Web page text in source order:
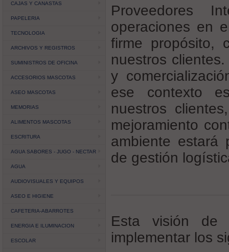
CAJAS Y CANASTAS
PAPELERIA
TECNOLOGIA
ARCHIVOS Y REGISTROS
SUMINISTROS DE OFICINA
ACCESORIOS MASCOTAS
ASEO MASCOTAS
MEMORIAS
ALIMENTOS MASCOTAS
ESCRITURA
AGUA SABORES - JUGO - NECTAR
AGUA
AUDIOVISUALES Y EQUIPOS
ASEO E HIGIENE
CAFETERIA-ABARROTES
ENERGIA E ILUMINACION
ESCOLAR
Proveedores
operaciones en
firme propósito,
nuestros
y
ese contexto
nuestros
mejoramiento
ambiente estará
de gestión
Esta visión de
implementar los